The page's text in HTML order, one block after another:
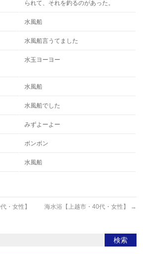
られて、それを釣るのがあった。
水風船
水風船言うてました
水玉ヨーヨー
水風船
水風船でした
みずよーよー
ボンボン
水風船
・女性】 海水浴【上越市・40代・女性】 →